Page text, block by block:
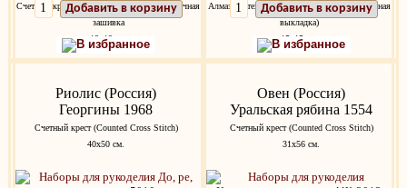
Счетный крест (Counted Cross Stitch) частичная
зашивка
19x19 см.
Алмазная техника, алмазная мозаика (частичная
выкладка)
15х15 см.
Добавить в корзину
В избранное
Добавить в корзину
В избранное
Риолис (Россия)
Георгины 1968
Счетный крест (Counted Cross Stitch)
40х50 см.
Овен (Россия)
Уральская рябина 1554
Счетный крест (Counted Cross Stitch)
31x56 см.